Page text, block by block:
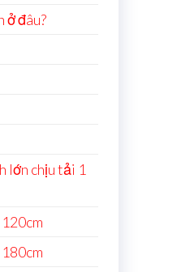
ở đâu?
lớn chịu tải 1